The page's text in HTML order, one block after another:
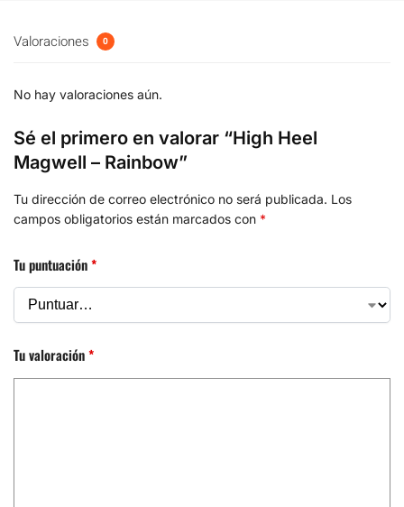
Valoraciones 0
No hay valoraciones aún.
Sé el primero en valorar “High Heel
Magwell – Rainbow”
Tu dirección de correo electrónico no será publicada. Los
campos obligatorios están marcados con *
Tu puntuación*
Tu valoración*